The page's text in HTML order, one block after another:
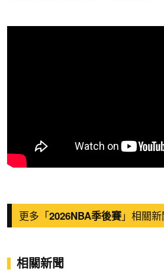
更多「2026NBA季後賽」相關新
相關新聞